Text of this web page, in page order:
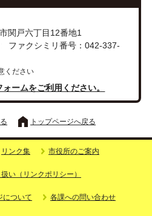
関戸六丁目12番地1
ファクシミリ番号：042-337-
ください
ームをご利用ください。
トップページへ戻る
リンク集 市役所のご案内
い（リンクポリシー）
について 各課への問い合わせ